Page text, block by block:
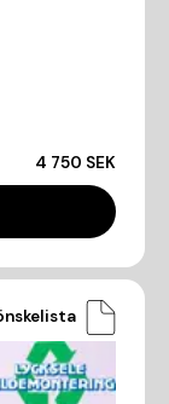
4 750 SEK